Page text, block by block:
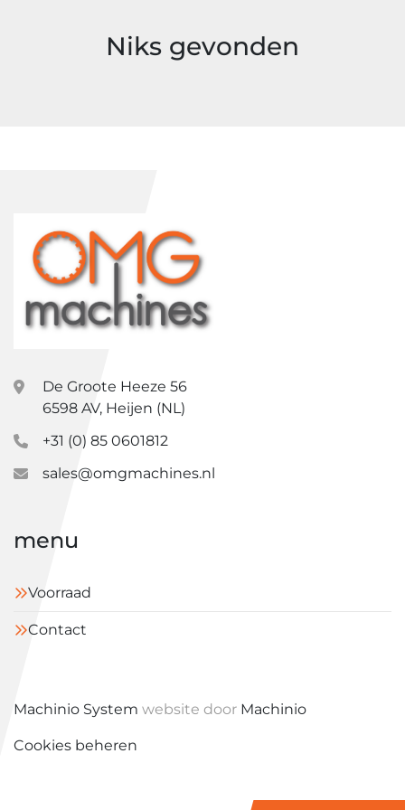
Jaar
Niks gevonden
De Groote Heeze 56
6598 AV, Heijen (NL)
+31 (0) 85 0601812
sales@omgmachines.nl
menu
Voorraad
Contact
Machinio System website door Machinio
Cookies beheren